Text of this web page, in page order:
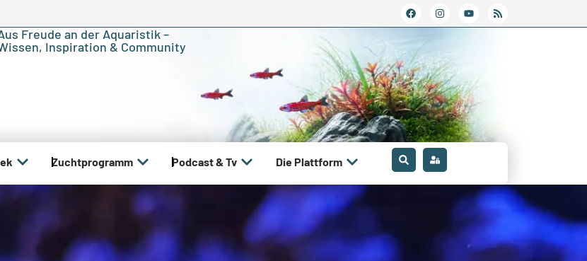
Freude an der Aquaristik –
Inspiration & Community
Zuchtprogramm Podcast & Tv Die Plattform